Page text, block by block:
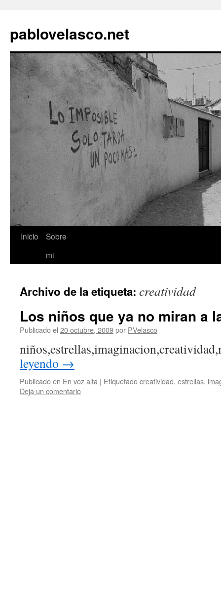
pablovelasco.net
Saltar
Inicio
Sobre
mi
Archivo de la etiqueta: creatividad
Los niños que ya no miran a
Publicado el 20 octubre, 2009por PVelasco
leyendo →
Publicado en En voz alta | Etiquetadocreatividad, estrellas,
Deja un comentario